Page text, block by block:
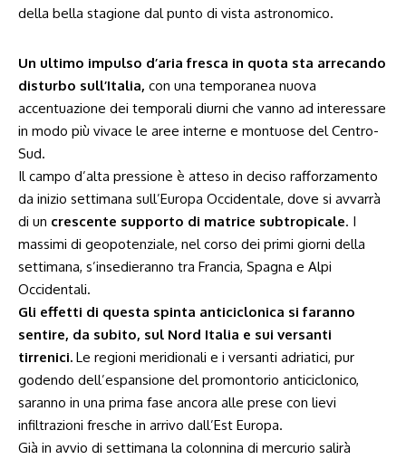
della bella stagione dal punto di vista astronomico.
Un ultimo impulso d’aria fresca in quota sta arrecando
disturbo sull’Italia, con una temporanea nuova
accentuazione dei temporali diurni che vanno ad interessare
in modo più vivace le aree interne e montuose del Centro-
Sud.
Il campo d’alta pressione è atteso in deciso rafforzamento
da inizio settimana sull’Europa Occidentale, dove si avvarrà
di un crescente supporto di matrice subtropicale. I
massimi di geopotenziale, nel corso dei primi giorni della
settimana, s’insedieranno tra Francia, Spagna e Alpi
Occidentali.
Gli effetti di questa spinta anticiclonica si faranno
sentire, da subito, sul Nord Italia e sui versanti
tirrenici. Le regioni meridionali e i versanti adriatici, pur
godendo dell’espansione del promontorio anticiclonico,
saranno in una prima fase ancora alle prese con lievi
infiltrazioni fresche in arrivo dall’Est Europa.
Già in avvio di settimana la colonnina di mercurio salirà